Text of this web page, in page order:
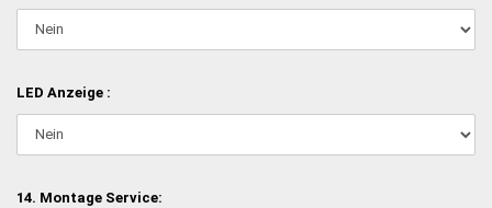
LED Anzeige :
14. Montage Service: